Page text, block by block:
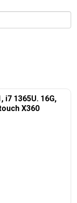
i7 1365U. 16G,
X360